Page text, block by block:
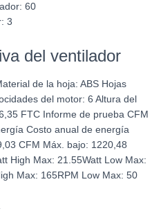
60
3
del ventilador
de la hoja: ABS Hojas
del motor: 6 Altura del
FTC Informe de prueba CFM
Costo anual de energía
CFM Máx. bajo: 1220,48
High Max: 21.55Watt Low Max:
Max: 165RPM Low Max: 50